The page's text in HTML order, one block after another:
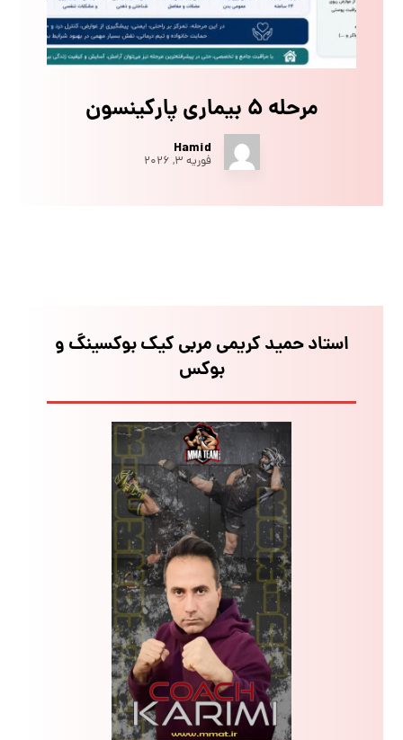
مرحله ۵ بیماری پارکینسون
Hamid
فوریه ۳, ۲۰۲۶
استاد حمید کریمی مربی کیک بوکسینگ و
بوکس